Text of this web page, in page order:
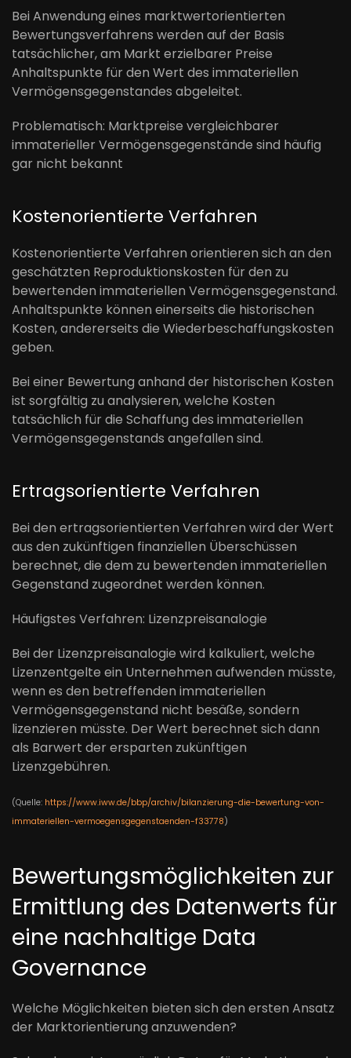
Bei Anwendung eines marktwertorientierten
Bewertungsverfahrens werden auf der Basis
tatsächlicher, am Markt erzielbarer Preise
Anhaltspunkte für den Wert des immateriellen
Vermögensgegenstandes abgeleitet.
Problematisch: Marktpreise vergleichbarer
immaterieller Vermögensgegenstände sind häufig
gar nicht bekannt
Kostenorientierte Verfahren
Kostenorientierte Verfahren orientieren sich an den
geschätzten Reproduktionskosten für den zu
bewertenden immateriellen Vermögensgegenstand.
Anhaltspunkte können einerseits die historischen
Kosten, andererseits die Wiederbeschaffungskosten
geben.
Bei einer Bewertung anhand der historischen Kosten
ist sorgfältig zu analysieren, welche Kosten
tatsächlich für die Schaffung des immateriellen
Vermögensgegenstands angefallen sind.
Ertragsorientierte Verfahren
Bei den ertragsorientierten Verfahren wird der Wert
aus den zukünftigen finanziellen Überschüssen
berechnet, die dem zu bewertenden immateriellen
Gegenstand zugeordnet werden können.
Häufigstes Verfahren: Lizenzpreisanalogie
Bei der Lizenzpreisanalogie wird kalkuliert, welche
Lizenzentgelte ein Unternehmen aufwenden müsste,
wenn es den betreffenden immateriellen
Vermögensgegenstand nicht besäße, sondern
lizenzieren müsste. Der Wert berechnet sich dann
als Barwert der ersparten zukünftigen
Lizenzgebühren.
(Quelle: https://www.iww.de/bbp/archiv/bilanzierung-die-bewertung-von-
immateriellen-vermoegensgegenstaenden-f33778)
Bewertungsmöglichkeiten zur
Ermittlung des Datenwerts für
eine nachhaltige Data
Governance
Welche Möglichkeiten bieten sich den ersten Ansatz
der Marktorientierung anzuwenden?